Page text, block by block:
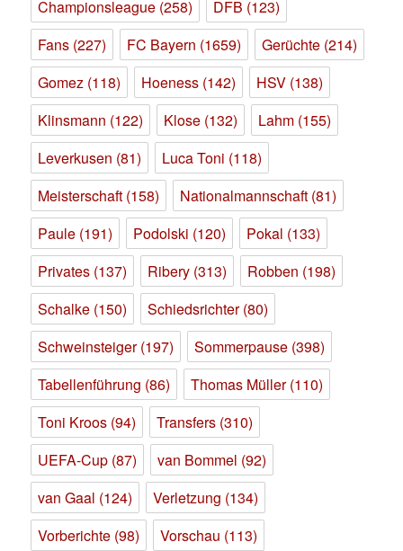
Championsleague (258) DFB (123)
Fans (227) FC Bayern (1659) Gerüchte (214)
Gomez (118) Hoeness (142) HSV (138)
Klinsmann (122) Klose (132) Lahm (155)
Leverkusen (81) Luca Toni (118)
Meisterschaft (158) Nationalmannschaft (81)
Paule (191) Podolski (120) Pokal (133)
Privates (137) Ribery (313) Robben (198)
Schalke (150) Schiedsrichter(80)
Schweinsteiger(197) Sommerpause (398)
Tabellenführung (86) Thomas Müller(110)
Toni Kroos (94) Transfers (310)
UEFA-Cup (87) van Bommel (92)
van Gaal (124) Verletzung (134)
Vorberichte (98) Vorschau (113)